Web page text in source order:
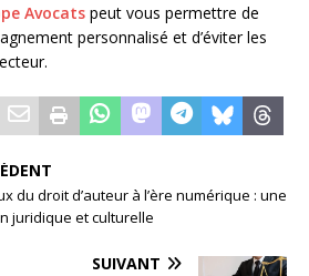
Avocats peut vous permettre de
personnalisé et d’éviter les
du droit d’auteur à l’ère numérique : une
juridique et culturelle
SUIVANT